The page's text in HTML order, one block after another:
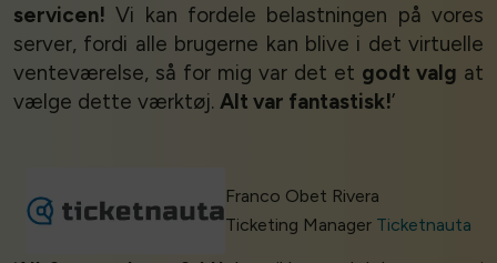
servicen! Vi kan fordele belastningen på vores
server, fordi alle brugerne kan blive i det virtuelle
venteværelse, så for mig var det et godt valg at
vælge dette værktøj. Alt var fantastisk!’
Franco Obet Rivera
Ticketing Manager Ticketnauta